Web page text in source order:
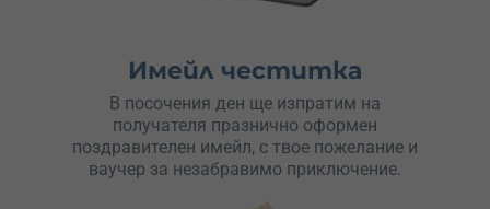
Имейл честитка
В посочения ден ще изпратим на
получателя празнично оформен
поздравителен имейл, с твое пожелание и
ваучер за незабравимо приключение.